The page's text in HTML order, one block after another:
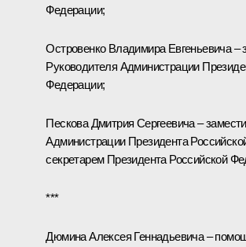
Федерации;
ОстровенкоВладимира Евгеньевича –
Руководителя Администрации
Федерации;
ПесковаДмитрия Сергеевича –
Администрации Президента
секретарем Президента Российской
***
ДюминаАлексея Геннадьевича–